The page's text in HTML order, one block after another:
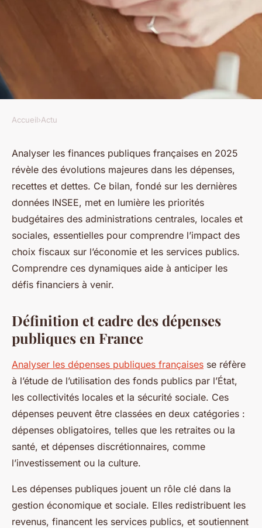
Pourquoi les finances
publiques françaises doivent
être analysées en 2025
Louis•15 août 2025•4 min de lecture
Accueil›Actu
Analyser les finances publiques françaises en 2025
révèle des évolutions majeures dans les dépenses,
recettes et dettes. Ce bilan, fondé sur les dernières
données INSEE, met en lumière les priorités
budgétaires des administrations centrales, locales et
sociales, essentielles pour comprendre l’impact des
choix fiscaux sur l’économie et les services publics.
Comprendre ces dynamiques aide à anticiper les
défis financiers à venir.
Définition et cadre des dépenses
publiques en France
Analyser les dépenses publiques françaises se réfère
à l’étude de l’utilisation des fonds publics par l’État,
les collectivités locales et la sécurité sociale. Ces
dépenses peuvent être classées en deux catégories :
dépenses obligatoires, telles que les retraites ou la
santé, et dépenses discrétionnaires, comme
l’investissement ou la culture.
Les dépenses publiques jouent un rôle clé dans la
gestion économique et sociale. Elles redistribuent les
revenus, financent les services publics, et soutiennent